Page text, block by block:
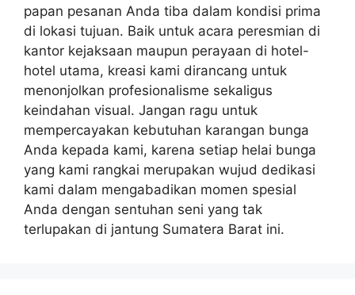
papan pesanan Anda tiba dalam kondisi prima
di lokasi tujuan. Baik untuk acara peresmian di
kantor kejaksaan maupun perayaan di hotel-
hotel utama, kreasi kami dirancang untuk
menonjolkan profesionalisme sekaligus
keindahan visual. Jangan ragu untuk
mempercayakan kebutuhan karangan bunga
Anda kepada kami, karena setiap helai bunga
yang kami rangkai merupakan wujud dedikasi
kami dalam mengabadikan momen spesial
Anda dengan sentuhan seni yang tak
terlupakan di jantung Sumatera Barat ini.